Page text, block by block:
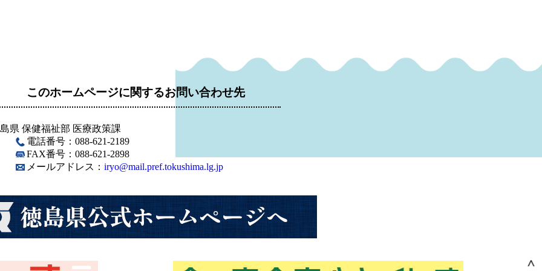
このホームページに関するお問い合わせ先
県 保健福祉部 医療政策課
電話番号：088-621-2189
FAX番号：088-621-2898
メールアドレス： iryo@mail.pref.tokushima.lg.jp